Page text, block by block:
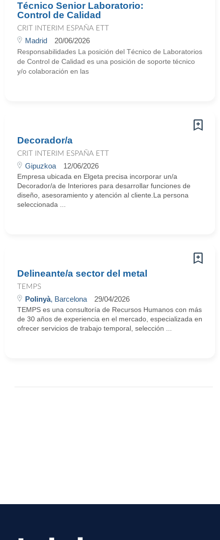
Técnico Senior Laboratorio:
Control de Calidad
CRIT INTERIM ESPAÑA ETT
Madrid 20/06/2026
Responsabilidades La posición del Técnico de Laboratorios
de Control de Calidad es una posición de soporte técnico
y/o colaboración en las
Decorador/a
CRIT INTERIM ESPAÑA ETT
Gipuzkoa 12/06/2026
Empresa ubicada en Elgeta precisa incorporar un/a
Decorador/a de Interiores para desarrollar funciones de
diseño, asesoramiento y atención al cliente.La persona
seleccionada ...
Delineante/a sector del metal
TEMPS
Polinyà, Barcelona 29/04/2026
TEMPS es una consultoría de Recursos Humanos con más
de 30 años de experiencia en el mercado, especializada en
ofrecer servicios de trabajo temporal, selección ...